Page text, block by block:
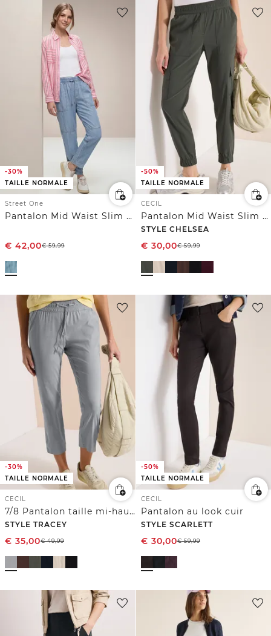
-30%
TAILLE NORMALE
Street One
Pantalon Mid Waist Slim Leg au look délavé
€ 42,00€59,99
-50%
TAILLE NORMALE
CECIL
Pantalon Mid Waist Slim Leg au look cargo
STYLE CHELSEA
€ 30,00€59,99
-30%
TAILLE NORMALE
CECIL
7/8 Pantalon taille mi-haute coupe slim
STYLE TRACEY
€ 35,00€49,99
-50%
TAILLE NORMALE
CECIL
Pantalon au look cuir
STYLE SCARLETT
€ 30,00€59,99